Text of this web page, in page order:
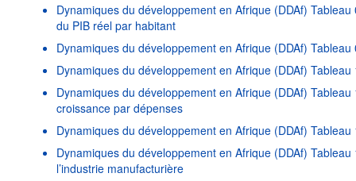
Dynamiques du développement en Afrique (DDAf)
du PIB réel par habitant
Dynamiques du développement en Afrique (DDAf)
Dynamiques du développement en Afrique (DDAf)
Dynamiques du développement en Afrique (DDAf)
croissance par dépenses
Dynamiques du développement en Afrique (DDAf)
Dynamiques du développement en Afrique (DDAf)
l’industrie manufacturière